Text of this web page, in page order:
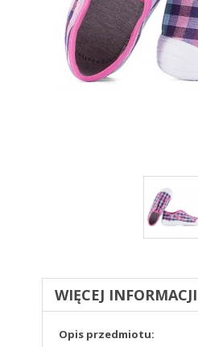
WIĘCEJ INFORMACJI
Opis przedmiotu: